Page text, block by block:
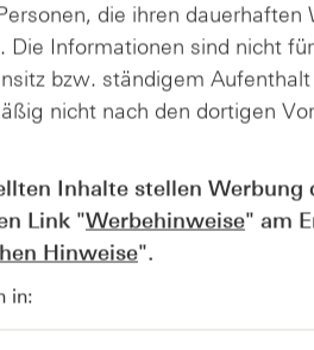
Der Blick ins Kleingedruckte:
Kündigungen bei Derivaten
vom 04.08.2026
die ihren
Informationen sind nicht
bzw. ständigem
nicht nach den dortigen
Inhalte stellen Werbung
Link "Werbehinweise" am
Hinweise".
in: